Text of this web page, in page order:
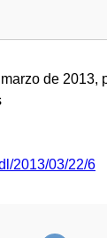
de 2013,
2013/03/22/6